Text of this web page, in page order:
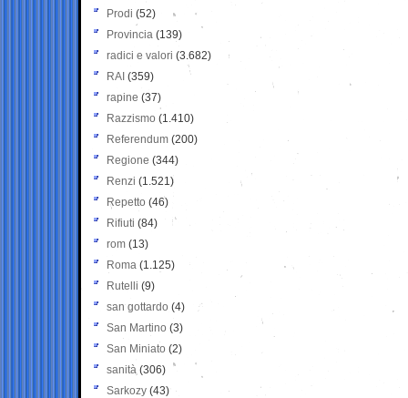
Prodi (52)
Provincia (139)
radici e valori (3.682)
RAI (359)
rapine (37)
Razzismo (1.410)
Referendum (200)
Regione (344)
Renzi (1.521)
Repetto (46)
Rifiuti (84)
rom (13)
Roma (1.125)
Rutelli (9)
san gottardo (4)
San Martino (3)
San Miniato (2)
sanità (306)
Sarkozy (43)